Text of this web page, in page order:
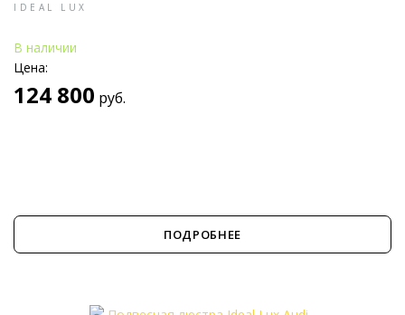
IDEAL LUX
В наличии
Цена:
124 800 руб.
ПОДРОБНЕЕ